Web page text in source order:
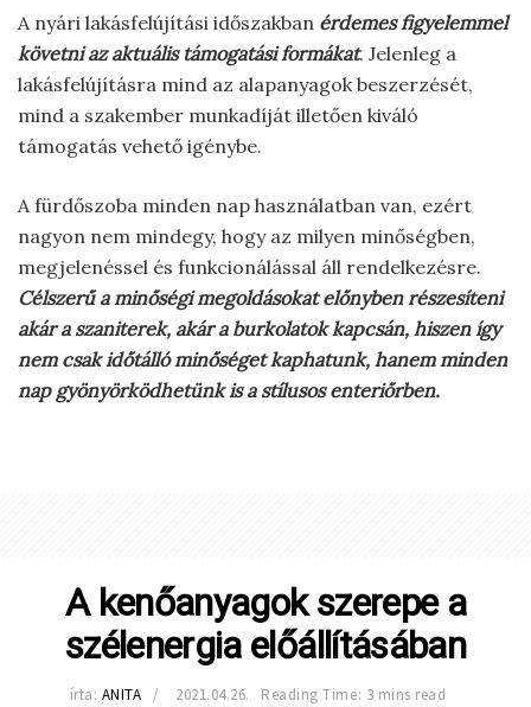
A nyári lakásfelújítási időszakban érdemes figyelemmel
követni az aktuális támogatási formákat. Jelenleg a
lakásfelújításra mind az alapanyagok beszerzését,
mind a szakember munkadíját illetően kiváló
támogatás vehető igénybe.
A fürdőszoba minden nap használatban van, ezért
nagyon nem mindegy, hogy az milyen minőségben,
megjelenéssel és funkcionálással áll rendelkezésre.
Célszerű a minőségi megoldásokat előnyben részesíteni
akár a szaniterek, akár a burkolatok kapcsán, hiszen így
nem csak időtálló minőséget kaphatunk, hanem minden
nap gyönyörködhetünk is a stílusos enteriőrben.
A kenőanyagok szerepe a
szélenergia előállításában
írta: ANITA 2021.04.26. Reading Time: 3 mins read